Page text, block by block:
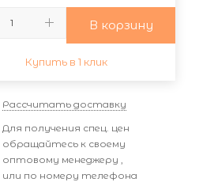
В корзину
Купить в 1 клик
Рассчитать доставку
Для получения спец. цен
обращайтесь к своему
оптовому менеджеру ,
или по номеру телефона